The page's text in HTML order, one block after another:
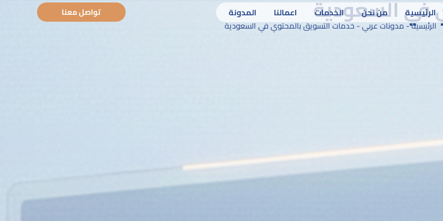
الرئيسية من نحن الخدمات اعمالنا المدونة تواصل معنا في السعودية
الرئيسية-مدونات عربي-خدمات التسويق بالمحتوي في السعودية